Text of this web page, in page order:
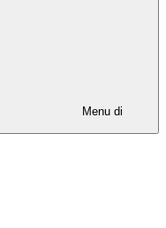
Menu di